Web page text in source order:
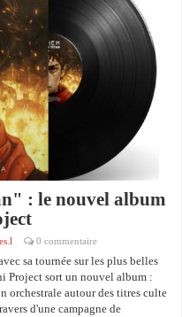
: le nouvel album
0 commentaire
sa tournée sur les plus belles
Project sort un nouvel album :
orchestrale autour des titres culte
d'une campagne de